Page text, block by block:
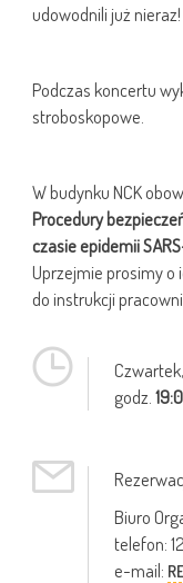
udowodnili już nieraz!
Podczas koncertu
stroboskopowe.
W budynku NCK
Procedury
czasie epidemii
Uprzejmie prosimy o
do instrukcji
Czwartek,
godz.
Biuro
telefon:
e-mail: